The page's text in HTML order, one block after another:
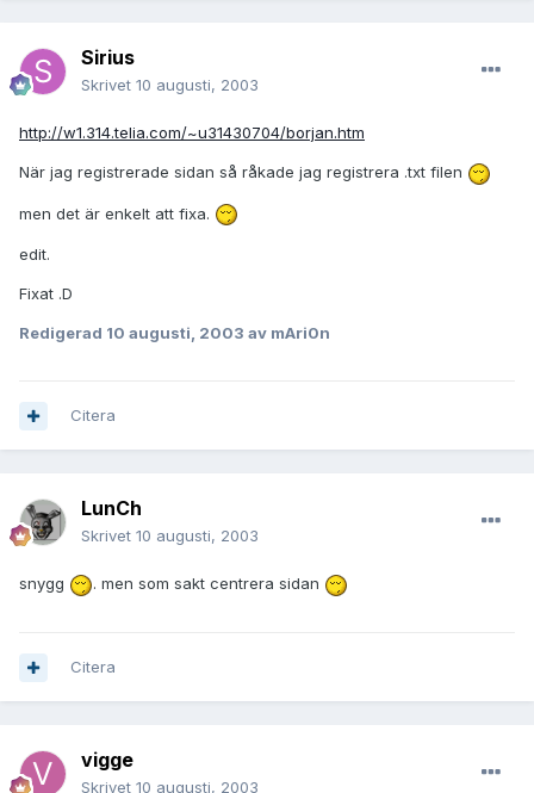
Sirius
Skrivet 10 augusti, 2003
http://w1.314.telia.com/~u31430704/borjan.htm
När jag registrerade sidan så råkade jag registrera .txt filen
men det är enkelt att fixa.
edit.
Fixat .D
Redigerad 10 augusti, 2003 av mAri0n
Citera
LunCh
Skrivet 10 augusti, 2003
snygg . men som sakt centrera sidan
Citera
vigge
Skrivet 10 augusti, 2003